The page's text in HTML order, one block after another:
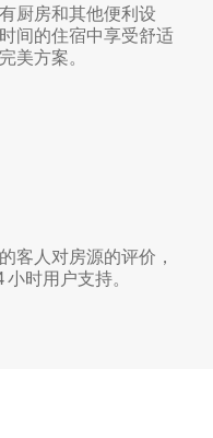
厨房和其他便利设
间的住宿中享受舒适
美方案。
客人对房源的评价，
时用户支持。